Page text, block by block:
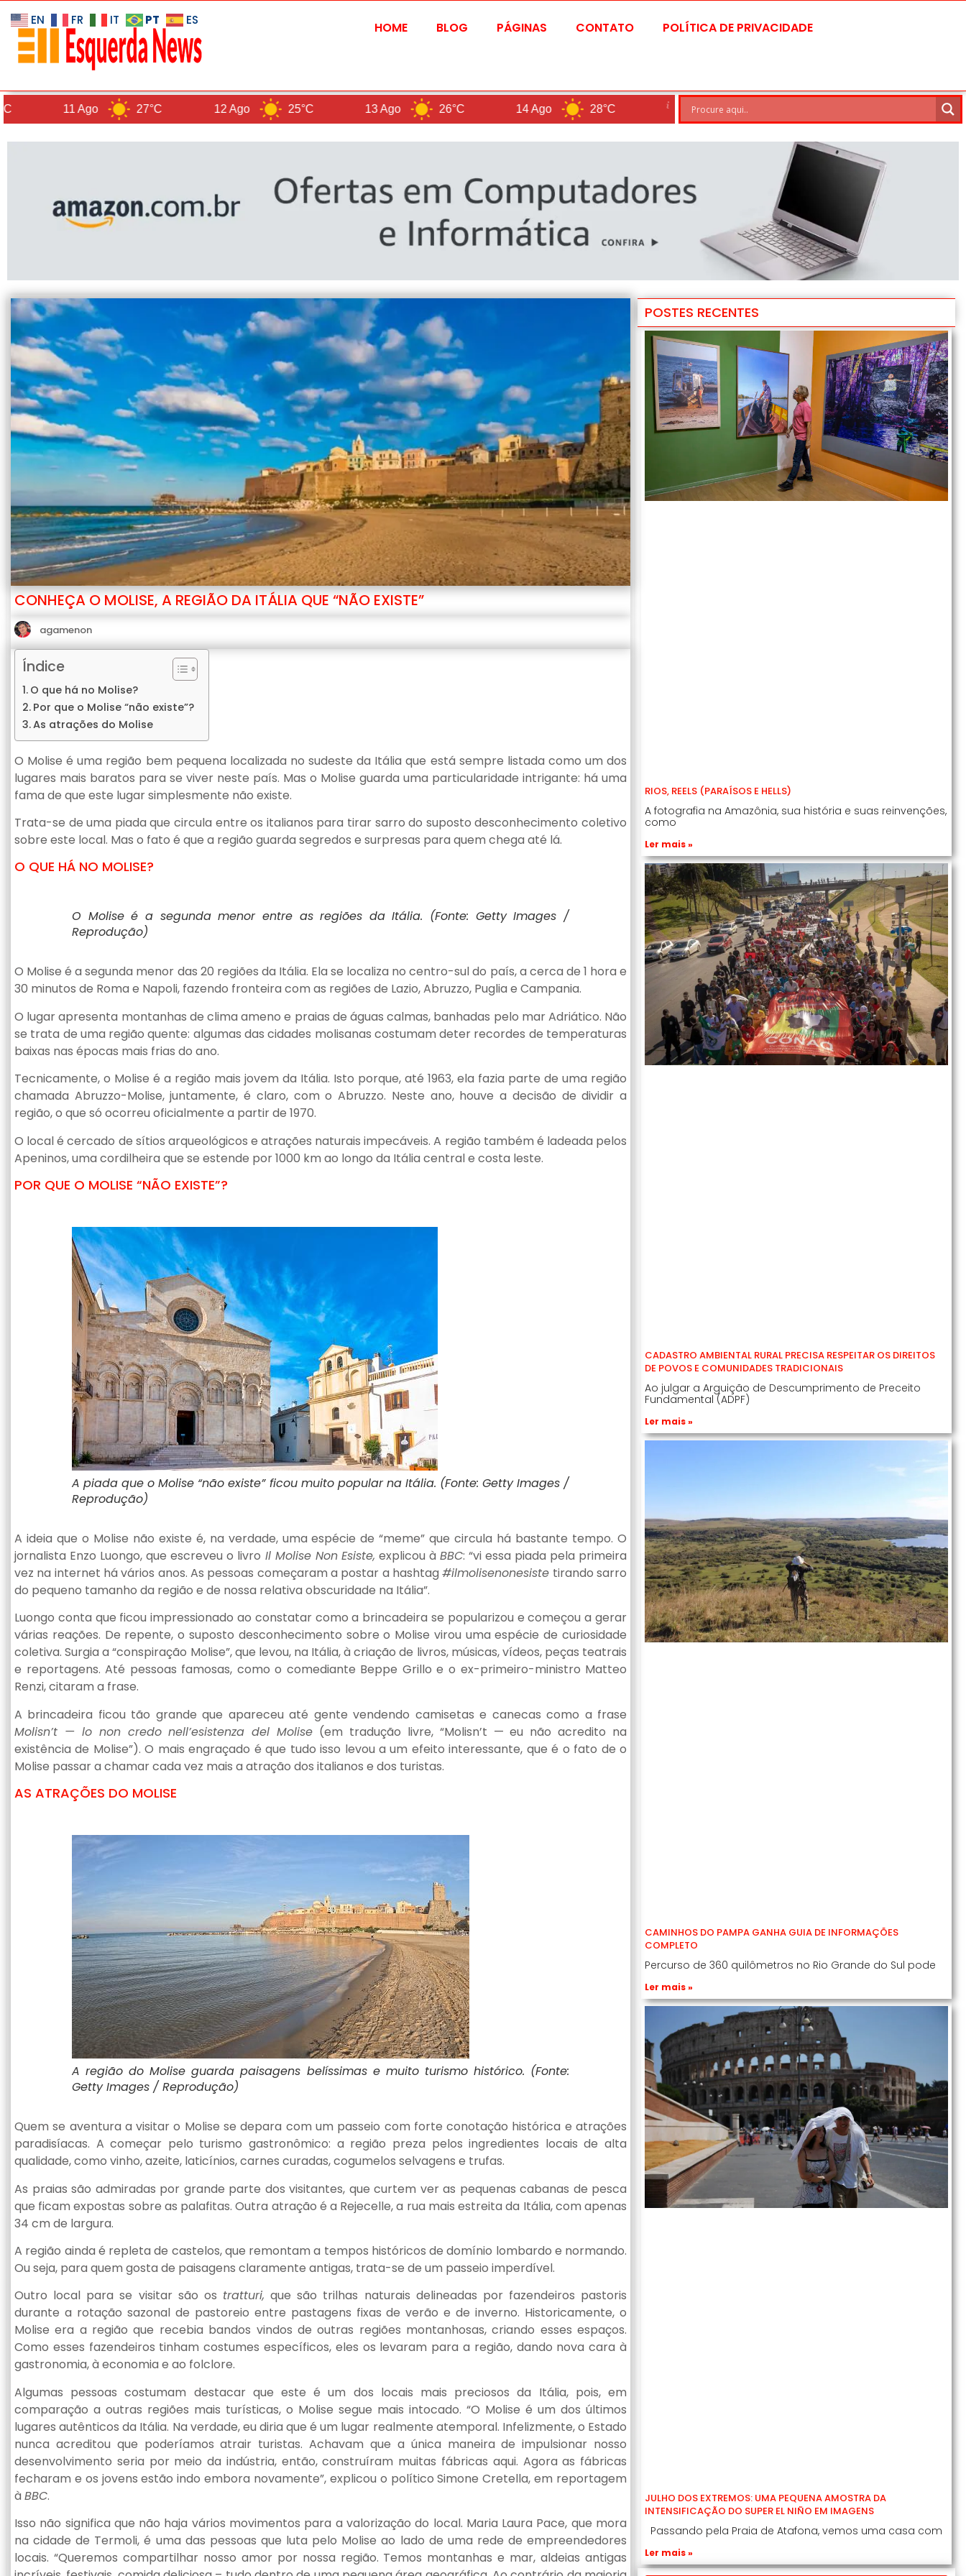
HOME BLOG PÁGINAS CONTATO POLÍTICA DE PRIVACIDADE
11 Ago 27°C 12 Ago 25°C 13 Ago 26°C 14 Ago 28°C Brasilia 9 Ago
CONHEÇA O MOLISE, A REGIÃO DA ITÁLIA QUE “NÃO EXISTE”
agamenon
Índice
O que há no Molise?
Por que o Molise “não existe”?
As atrações do Molise
O Molise é uma região bem pequena localizada no sudeste da Itália que está sempre listada como um dos
lugares mais baratos para se viver neste país. Mas o Molise guarda uma particularidade intrigante: há uma
fama de que este lugar simplesmente não existe.
Trata-se de uma piada que circula entre os italianos para tirar sarro do suposto desconhecimento coletivo
sobre este local. Mas o fato é que a região guarda segredos e surpresas para quem chega até lá.
O QUE HÁ NO MOLISE?
O Molise é a segunda menor entre as regiões da Itália. (Fonte: Getty Images /
Reprodução)
O Molise é a segunda menor das 20 regiões da Itália. Ela se localiza no centro-sul do país, a cerca de 1 hora e
30 minutos de Roma e Napoli, fazendo fronteira com as regiões de Lazio, Abruzzo, Puglia e Campania.
O lugar apresenta montanhas de clima ameno e praias de águas calmas, banhadas pelo mar Adriático. Não
se trata de uma região quente: algumas das cidades molisanas costumam deter recordes de temperaturas
baixas nas épocas mais frias do ano.
Tecnicamente, o Molise é a região mais jovem da Itália. Isto porque, até 1963, ela fazia parte de uma região
chamada Abruzzo-Molise, juntamente, é claro, com o Abruzzo. Neste ano, houve a decisão de dividir a
região, o que só ocorreu oficialmente a partir de 1970.
O local é cercado de sítios arqueológicos e atrações naturais impecáveis. A região também é ladeada pelos
Apeninos, uma cordilheira que se estende por 1000 km ao longo da Itália central e costa leste.
POR QUE O MOLISE “NÃO EXISTE”?
A piada que o Molise “não existe” ficou muito popular na Itália. (Fonte: Getty Images /
Reprodução)
A ideia que o Molise não existe é, na verdade, uma espécie de “meme” que circula há bastante tempo. O
jornalista Enzo Luongo, que escreveu o livro Il Molise Non Esiste, explicou àBBC: “vi essa piada pela primeira
vez na internet há vários anos. As pessoas começaram a postar a hashtag#ilmolisenonesiste tirando sarro
do pequeno tamanho da região e de nossa relativa obscuridade na Itália”.
Luongo conta que ficou impressionado ao constatar como a brincadeira se popularizou e começou a gerar
várias reações. De repente, o suposto desconhecimento sobre o Molise virou uma espécie de curiosidade
coletiva. Surgia a “conspiração Molise”, que levou, na Itália, à criação de livros, músicas, vídeos, peças teatrais
e reportagens. Até pessoas famosas, como o comediante Beppe Grillo e o ex-primeiro-ministro Matteo
Renzi, citaram a frase.
A brincadeira ficou tão grande que apareceu até gente vendendo camisetas e canecas como a frase
Molisn’t — lo non credo nell’esistenza del Molise (em tradução livre, “Molisn’t — eu não acredito na
existência de Molise”). O mais engraçado é que tudo isso levou a um efeito interessante, que é o fato de o
Molise passar a chamar cada vez mais a atração dos italianos e dos turistas.
AS ATRAÇÕES DO MOLISE
A região do Molise guarda paisagens belíssimas e muito turismo histórico. (Fonte:
Getty Images / Reprodução)
Quem se aventura a visitar o Molise se depara com um passeio com forte conotação histórica e atrações
paradisíacas. A começar pelo turismo gastronômico: a região preza pelos ingredientes locais de alta
qualidade, como vinho, azeite, laticínios, carnes curadas, cogumelos selvagens e trufas.
As praias são admiradas por grande parte dos visitantes, que curtem ver as pequenas cabanas de pesca
que ficam expostas sobre as palafitas. Outra atração é a Rejecelle, a rua mais estreita da Itália, com apenas
34 cm de largura.
A região ainda é repleta de castelos, que remontam a tempos históricos de domínio lombardo e normando.
Ou seja, para quem gosta de paisagens claramente antigas, trata-se de um passeio imperdível.
Outro local para se visitar são os tratturi, que são trilhas naturais delineadas por fazendeiros pastoris
durante a rotação sazonal de pastoreio entre pastagens fixas de verão e de inverno. Historicamente, o
Molise era a região que recebia bandos vindos de outras regiões montanhosas, criando esses espaços.
Como esses fazendeiros tinham costumes específicos, eles os levaram para a região, dando nova cara à
gastronomia, à economia e ao folclore.
Algumas pessoas costumam destacar que este é um dos locais mais preciosos da Itália, pois, em
comparação a outras regiões mais turísticas, o Molise segue mais intocado. “O Molise é um dos últimos
lugares autênticos da Itália. Na verdade, eu diria que é um lugar realmente atemporal. Infelizmente, o Estado
nunca acreditou que poderíamos atrair turistas. Achavam que a única maneira de impulsionar nosso
desenvolvimento seria por meio da indústria, então, construíram muitas fábricas aqui. Agora as fábricas
fecharam e os jovens estão indo embora novamente”, explicou o político Simone Cretella, em reportagem
à BBC.
Isso não significa que não haja vários movimentos para a valorização do local. Maria Laura Pace, que mora
na cidade de Termoli, é uma das pessoas que luta pelo Molise ao lado de uma rede de empreendedores
locais. “Queremos compartilhar nosso amor por nossa região. Temos montanhas e mar, aldeias antigas
POSTES RECENTES
RIOS, REELS (PARAÍSOS E HELLS)
A fotografia na Amazônia, sua história e suas reinvenções,
como
Ler mais »
CADASTRO AMBIENTAL RURAL PRECISA RESPEITAR OS DIREITOS
DE POVOS E COMUNIDADES TRADICIONAIS
Ao julgar a Arguição de Descumprimento de Preceito
Fundamental (ADPF)
Ler mais »
CAMINHOS DO PAMPA GANHA GUIA DE INFORMAÇÕES
COMPLETO
Percurso de 360 quilômetros no Rio Grande do Sul pode
Ler mais »
JULHO DOS EXTREMOS: UMA PEQUENA AMOSTRA DA
INTENSIFICAÇÃO DO SUPER EL NIÑO EM IMAGENS
Passando pela Praia de Atafona, vemos uma casa com
Ler mais »
EN FR IT PT ES